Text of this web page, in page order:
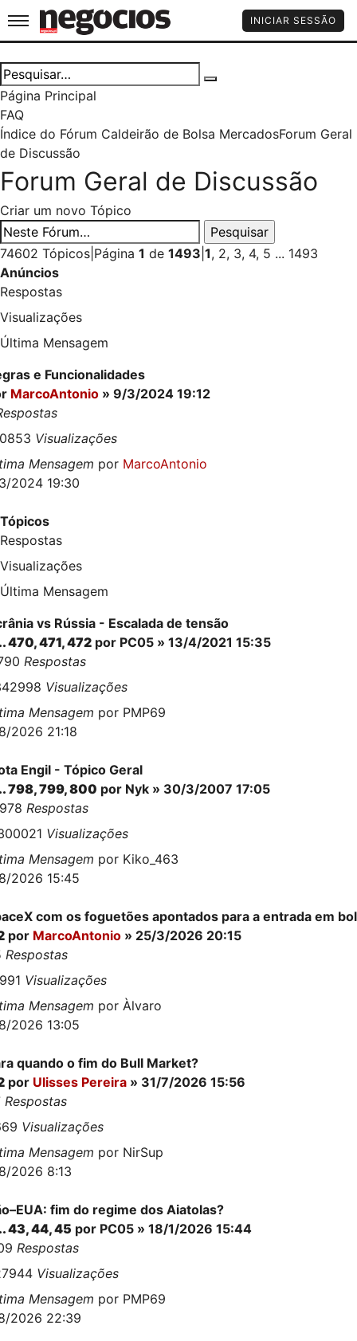
Jornal de Negócios INICIAR SESSÃO
Página Principal
FAQ
Índice do Fórum Caldeirão de Bolsa MercadosForum Geral
de Discussão
Forum Geral de Discussão
Criar um novo Tópico
74602 Tópicos Página 1 de 1493 1, 2, 3, 4, 5 ... 1493
Anúncios
Respostas
Visualizações
Última Mensagem
e Funcionalidades
MarcoAntonio » 9/3/2024 19:12
Visualizações
Mensagem por MarcoAntonio
2024 19:30
Tópicos
Respostas
Visualizações
Última Mensagem
vs Rússia - Escalada de tensão
470,471,472 por PC05 » 13/4/2021 15:35
Respostas
Visualizações
Mensagem por PMP69
2026 21:18
Engil - Tópico Geral
798,799,800 por Nyk » 30/3/2007 17:05
Respostas
Visualizações
Mensagem por Kiko_463
2026 15:45
com os foguetões apontados para a entrada em
por MarcoAntonio » 25/3/2026 20:15
Respostas
Visualizações
Mensagem por Àlvaro
2026 13:05
quando o fim do Bull Market?
por Ulisses Pereira » 31/7/2026 15:56
Respostas
Visualizações
Mensagem por NirSup
2026 8:13
fim do regime dos Aiatolas?
43,44,45 por PC05 » 18/1/2026 15:44
Respostas
Visualizações
Mensagem por PMP69
2026 22:39